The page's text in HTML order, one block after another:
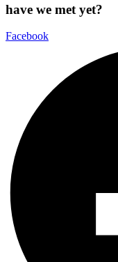
have we met yet?
Facebook